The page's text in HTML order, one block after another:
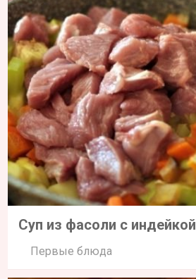
Суп из фасоли с индейкой
Первые блюда